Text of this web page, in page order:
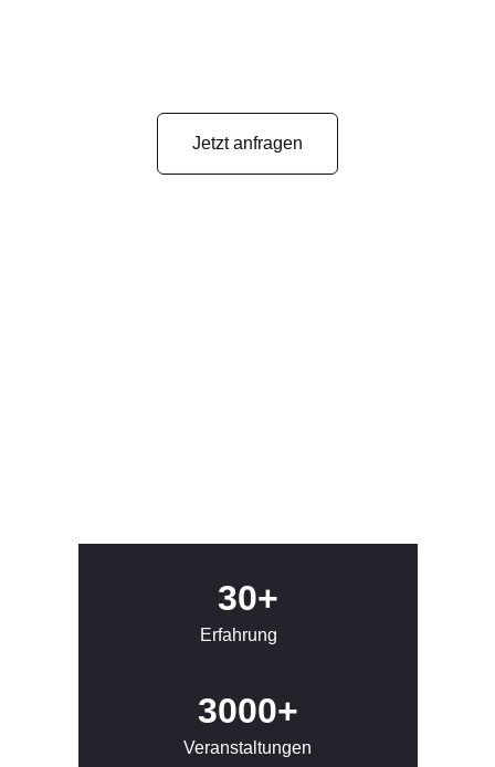
30+
3000+
Veranstaltungen
Erfahrung
Jetzt anfragen